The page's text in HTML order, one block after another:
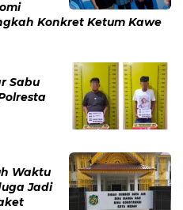
Konkret Ketum Kawe
Sabu
Waktu
Jadi